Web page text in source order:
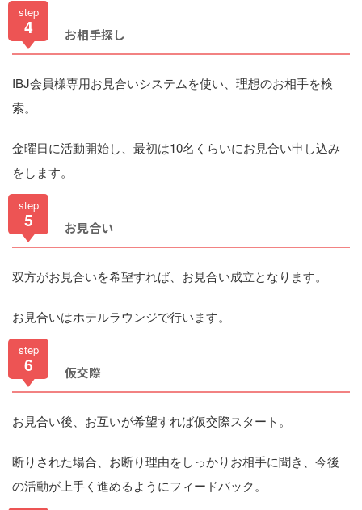
step
4 お相手探し
IBJ会員様専用お見合いシステムを使い、理想のお相手を検
索。
金曜日に活動開始し、最初は10名くらいにお見合い申し込み
をします。
step
5 お見合い
双方がお見合いを希望すれば、お見合い成立となります。
お見合いはホテルラウンジで行います。
step
6 仮交際
お見合い後、お互いが希望すれば仮交際スタート。
断りされた場合、お断り理由をしっかりお相手に聞き、今後
の活動が上手く進めるようにフィードバック。